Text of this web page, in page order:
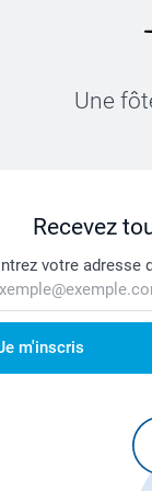
Une
Recevez
votre adresse
m'inscris